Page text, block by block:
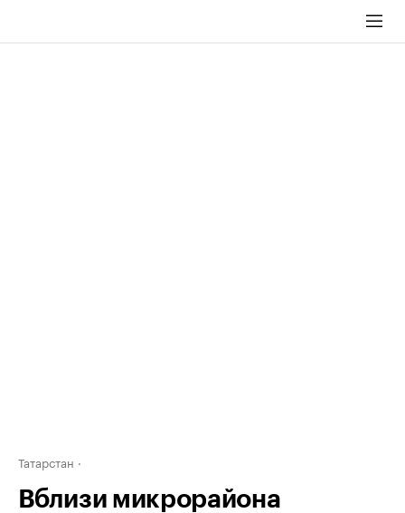
Татарстан
Вблизи микрорайона